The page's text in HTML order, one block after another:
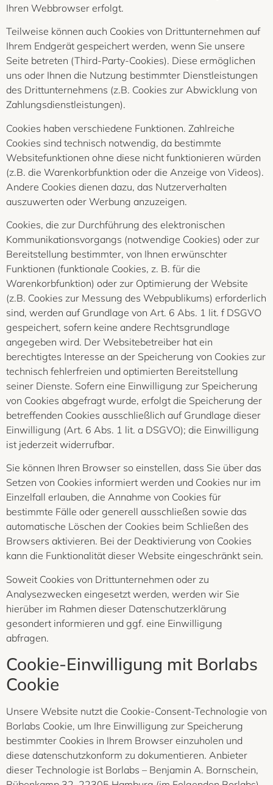
Ihren Webbrowser erfolgt.
Teilweise können auch Cookies von Drittunternehmen auf
Ihrem Endgerät gespeichert werden, wenn Sie unsere
Seite betreten (Third-Party-Cookies). Diese ermöglichen
uns oder Ihnen die Nutzung bestimmter Dienstleistungen
des Drittunternehmens (z.B. Cookies zur Abwicklung von
Zahlungsdienstleistungen).
Cookies haben verschiedene Funktionen. Zahlreiche
Cookies sind technisch notwendig, da bestimmte
Websitefunktionen ohne diese nicht funktionieren würden
(z.B. die Warenkorbfunktion oder die Anzeige von Videos).
Andere Cookies dienen dazu, das Nutzerverhalten
auszuwerten oder Werbung anzuzeigen.
Cookies, die zur Durchführung des elektronischen
Kommunikationsvorgangs (notwendige Cookies) oder zur
Bereitstellung bestimmter, von Ihnen erwünschter
Funktionen (funktionale Cookies, z. B. für die
Warenkorbfunktion) oder zur Optimierung der Website
(z.B. Cookies zur Messung des Webpublikums) erforderlich
sind, werden auf Grundlage von Art. 6 Abs. 1 lit. f DSGVO
gespeichert, sofern keine andere Rechtsgrundlage
angegeben wird. Der Websitebetreiber hat ein
berechtigtes Interesse an der Speicherung von Cookies zur
technisch fehlerfreien und optimierten Bereitstellung
seiner Dienste. Sofern eine Einwilligung zur Speicherung
von Cookies abgefragt wurde, erfolgt die Speicherung der
betreffenden Cookies ausschließlich auf Grundlage dieser
Einwilligung (Art. 6 Abs. 1 lit. a DSGVO); die Einwilligung
ist jederzeit widerrufbar.
Sie können Ihren Browser so einstellen, dass Sie über das
Setzen von Cookies informiert werden und Cookies nur im
Einzelfall erlauben, die Annahme von Cookies für
bestimmte Fälle oder generell ausschließen sowie das
automatische Löschen der Cookies beim Schließen des
Browsers aktivieren. Bei der Deaktivierung von Cookies
kann die Funktionalität dieser Website eingeschränkt sein.
Soweit Cookies von Drittunternehmen oder zu
Analysezwecken eingesetzt werden, werden wir Sie
hierüber im Rahmen dieser Datenschutzerklärung
gesondert informieren und ggf. eine Einwilligung
abfragen.
Cookie-Einwilligung mit Borlabs
Cookie
Unsere Website nutzt die Cookie-Consent-Technologie von
Borlabs Cookie, um Ihre Einwilligung zur Speicherung
bestimmter Cookies in Ihrem Browser einzuholen und
diese datenschutzkonform zu dokumentieren. Anbieter
dieser Technologie ist Borlabs – Benjamin A. Bornschein,